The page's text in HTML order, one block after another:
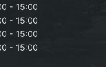
- 15:00
- 15:00
- 15:00
- 15:00